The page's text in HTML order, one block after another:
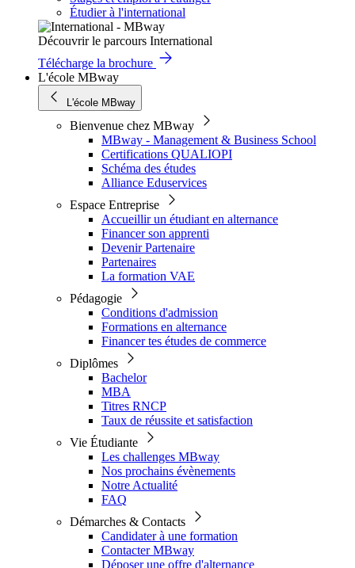
Étudier à l'international
Découvrir le parcours International
Télécharge la brochure
L'école MBway
L'école MBway
Bienvenue chez MBway
MBway - Management & Business School
Certifications QUALIOPI
Schéma des études
Alliance Eduservices
Espace Entreprise
Accueillir un étudiant en alternance
Financer son apprenti
Devenir Partenaire
Partenaires
La formation VAE
Pédagogie
Conditions d'admission
Formations en alternance
Financer tes études de commerce
Diplômes
Bachelor
MBA
Titres RNCP
Taux de réussite et satisfaction
Vie Étudiante
Les challenges MBway
Nos prochains évènements
Notre Actualité
FAQ
Démarches & Contacts
Candidater à une formation
Contacter MBway
Déposer une offre d'alternance